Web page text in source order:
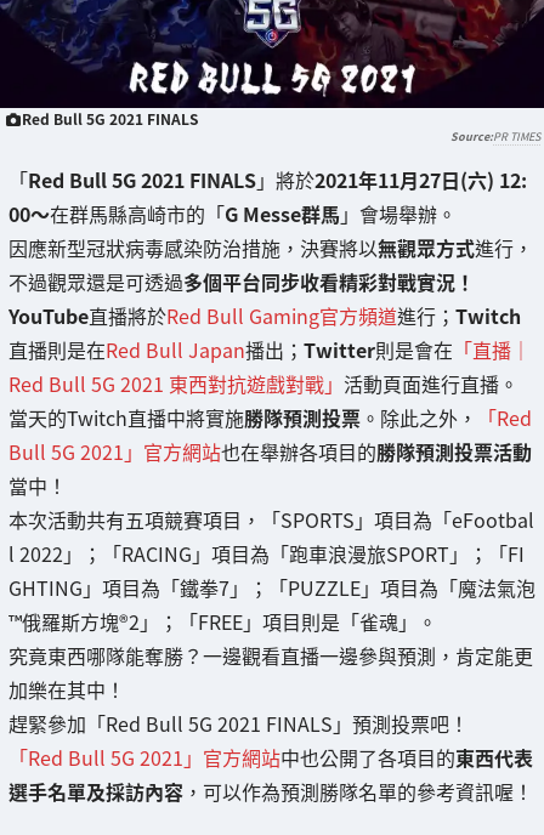
Red Bull 5G 2021 FINALS
PR TIMES
「Red Bull 5G 2021 FINALS」將於2021年11月27日(六) 12:
00～在群馬縣高崎市的「G Messe群馬」會場舉辦。
因應新型冠狀病毒感染防治措施，決賽將以無觀眾方式進行，
不過觀眾還是可透過多個平台同步收看精彩對戰實況！
YouTube直播將於Red Bull Gaming官方頻道進行； Twitch
直播則是在Red Bull Japan播出； Twitter則是會在 「直播｜
Red Bull 5G 2021 東西對抗遊戲對戰」 活動頁面進行直播。
當天的Twitch直播中將實施勝隊預測投票 。除此之外，
「Red
Bull 5G 2021」官方網站也在舉辦各項目的勝隊預測投票活動
當中！
本次活動共有五項競賽項目，「SPORTS」項目為「eFootbal
l 2022」；「RACING」項目為「跑車浪漫旅SPORT」；「FI
GHTING」項目為「鐵拳7」；「PUZZLE」項目為「魔法氣泡
™俄羅斯方塊®2」；「FREE」項目則是「雀魂」。
究竟東西哪隊能奪勝？一邊觀看直播一邊參與預測，肯定能更
加樂在其中！
趕緊參加「Red Bull 5G 2021 FINALS」預測投票吧！
「Red Bull 5G 2021」官方網站中也公開了各項目的東西代表
選手名單及採訪內容 ，可以作為預測勝隊名單的參考資訊喔！